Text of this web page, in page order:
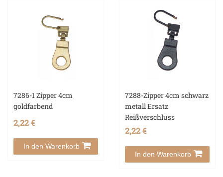
7286-1 Zipper 4cm
goldfarbend
2,22 €
In den Warenkorb
7288-Zipper 4cm schwarz
metall Ersatz
Reißverschluss
2,22 €
In den Warenkorb